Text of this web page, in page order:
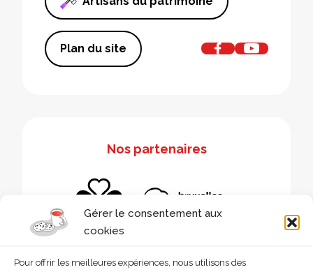
Gérer le consentement aux
cookies
Pour offrir les meilleures expériences, nous utilisons des
Plan du site
Nos partenaires